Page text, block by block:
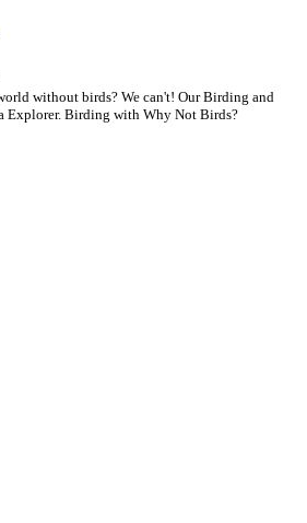
without birds? We can't! Our Birding and
Explorer. Birding with Why Not Birds?